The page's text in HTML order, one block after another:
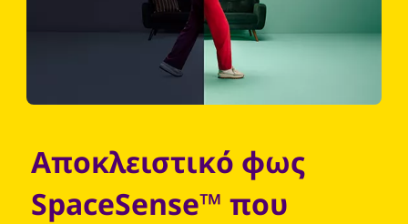
Αποκλειστικό φως
SpaceSense™ που